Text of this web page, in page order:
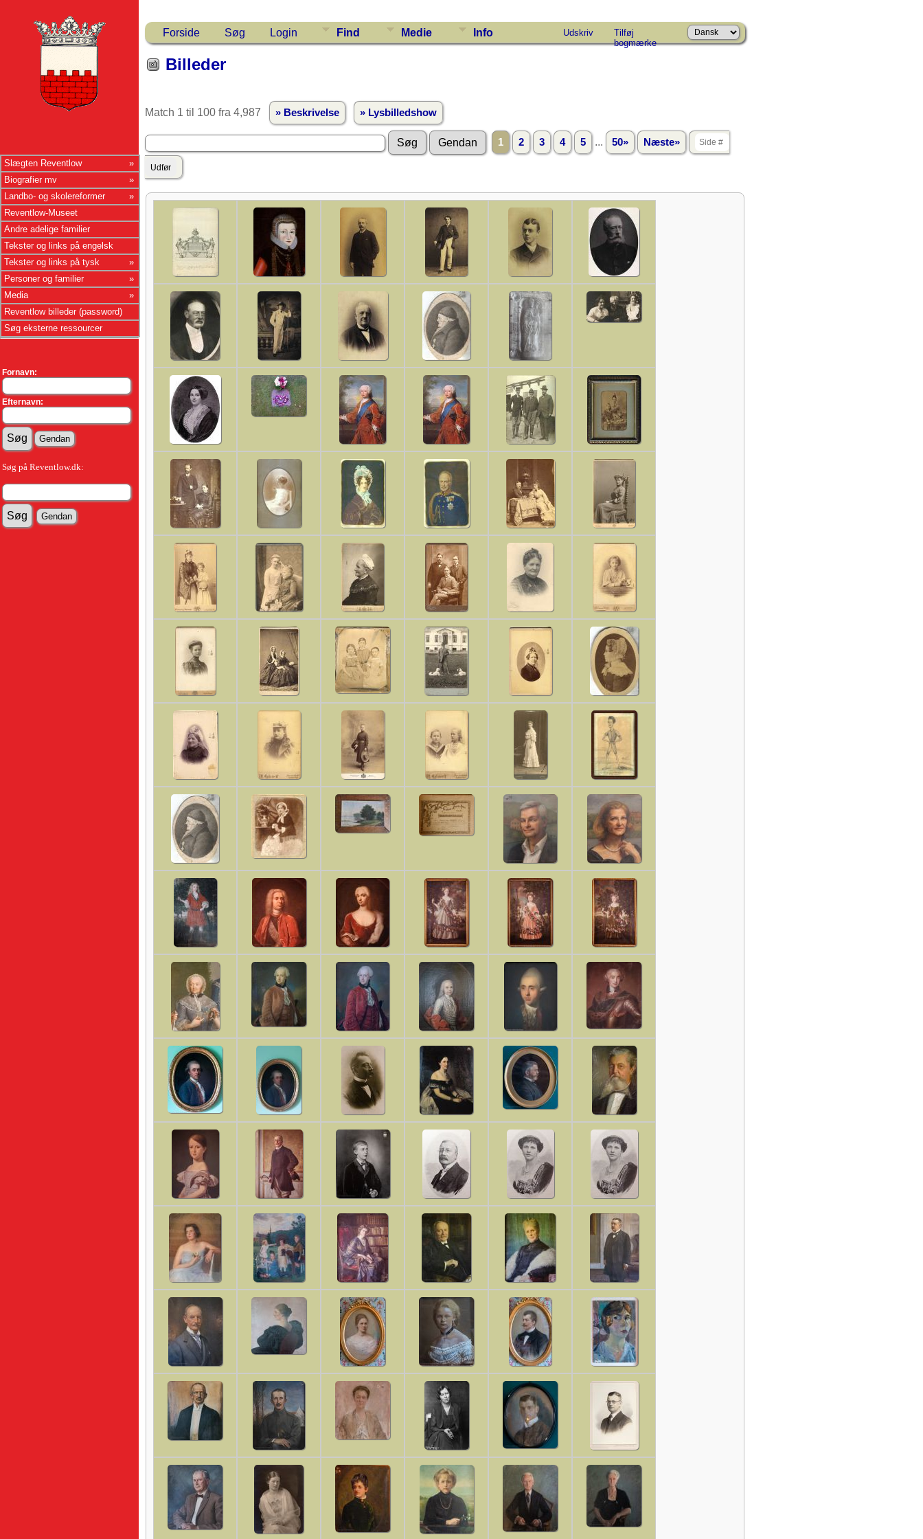
Slægten Reventlow
Biografier mv
Landbo- og skolereformer
Reventlow-Museet
Andre adelige familier
Tekster og links på engelsk
Tekster og links på tysk
Personer og familier
Media
Reventlow billeder (password)
Søg eksterne ressourcer
Fornavn:
Efternavn:
Søg på Reventlow.dk:
Forside Søg Login Find Medie Info Udskriv
Tilføj
bogmærke
Billeder
Match 1 til 100 fra 4,987 » Beskrivelse » Lysbilledshow
1 2 3 4 5 ... 50» Næste»